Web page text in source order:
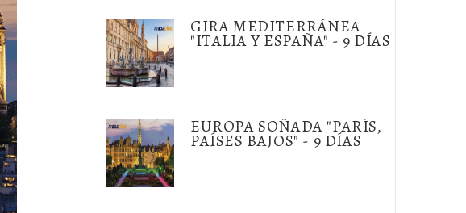
GIRA MEDITERRÁNEA
"ITALIA Y ESPAÑA" - 9 DÍAS
EUROPA SOÑADA "PARÍS,
PAÍSES BAJOS" - 9 DÍAS